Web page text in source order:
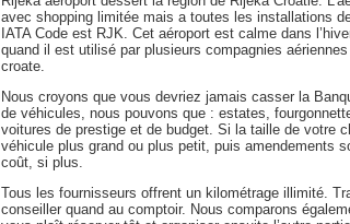
avec shopping limitée mais a toutes les installations
IATA Code est RJK. Cet aéroport est calme dans
quand il est utilisé par plusieurs compagnies
croate.
Nous croyons que vous devriez jamais casser la
de véhicules, nous pouvons que : estates,
voitures de prestige et de budget. Si la taille de votre
véhicule plus grand ou plus petit, puis amendements
coût, si plus.
Tous les fournisseurs offrent un kilométrage illimité.
conseiller quand au comptoir. Nous comparons